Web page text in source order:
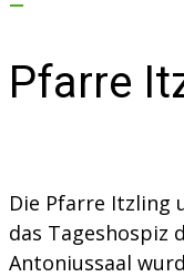
Pfarre
Die Pfarre Itzling
das Tageshospiz
Antoniussaal